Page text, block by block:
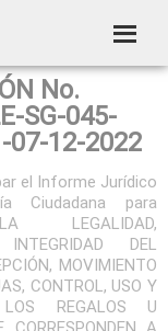
No.
SG-045-
07-12-2022
el Informe Jurídico
Ciudadana para
LEGALIDAD,
INTEGRIDAD DEL
MOVIMIENTO
CONTROL, USO Y
REGALOS U